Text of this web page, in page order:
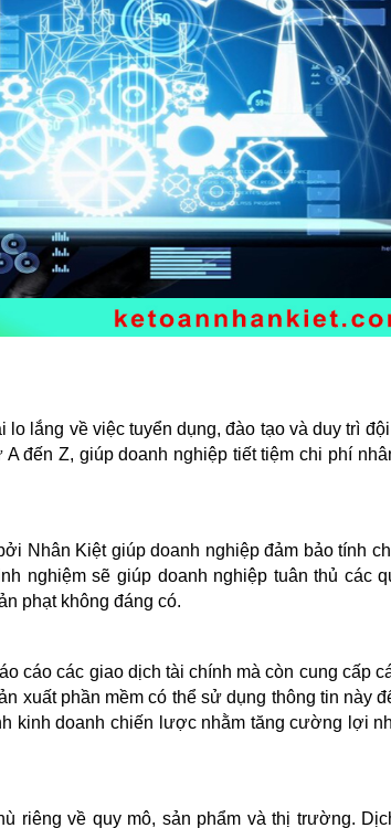
lắng về việc tuyển dụng, đào tạo và duy trì
đến Z, giúp doanh nghiệp tiết tiệm chi phí
Nhân Kiệt giúp doanh nghiệp đảm bảo tính
nghiệm sẽ giúp doanh nghiệp tuân thủ các
phạt không đáng có.
cáo các giao dịch tài chính mà còn cung cấp
xuất phần mềm có thể sử dụng thông tin này
kinh doanh chiến lược nhằm tăng cường lợi
riêng về quy mô, sản phẩm và thị trường.